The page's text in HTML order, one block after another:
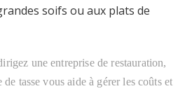
soifs ou aux plats de
une entreprise de restauration,
tasse vous aide à gérer les coûts et